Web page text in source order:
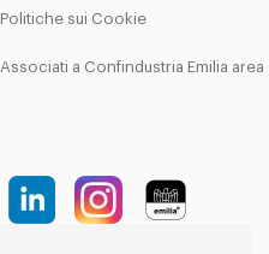
Politiche sui Cookie
Associati a Confindustria Emilia